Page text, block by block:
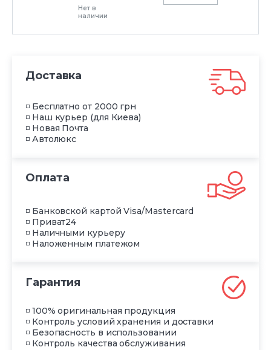
Нет в
наличии
Доставка
◽ Бесплатно от 2000 грн
◽ Наш курьер (для Киева)
◽ Новая Почта
◽ Автолюкс
Оплата
◽ Банковской картой Visa/Mastercard
◽ Приват24
◽ Наличными курьеру
◽ Наложенным платежом
Гарантия
◽ 100% оригинальная продукция
◽ Контроль условий хранения и доставки
◽ Безопасность в использовании
◽ Контроль качества обслуживания